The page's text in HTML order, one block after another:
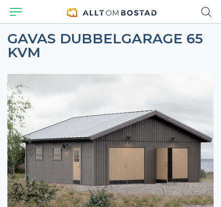
GAVAS DUBBELGARAGE 65
KVM